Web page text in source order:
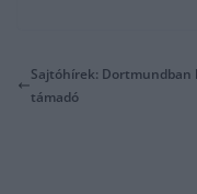
Sajtóhírek:
támadó